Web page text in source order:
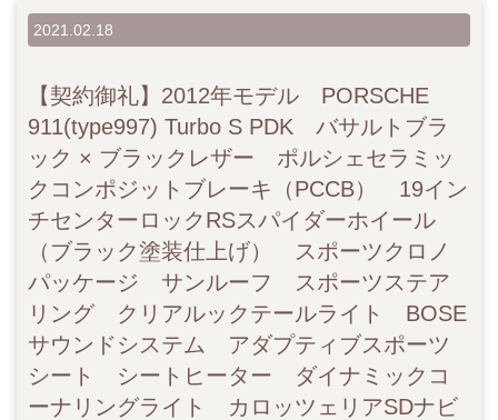
2021.02.18
【契約御礼】2012年モデル PORSCHE
911(type997) Turbo S PDK バサルトブラ
ック × ブラックレザー ポルシェセラミッ
クコンポジットブレーキ（PCCB） 19イン
チセンターロックRSスパイダーホイール
（ブラック塗装仕上げ） スポーツクロノ
パッケージ サンルーフ スポーツステア
リング クリアルックテールライト BOSE
サウンドシステム アダプティブスポーツ
シート シートヒーター ダイナミックコ
ーナリングライト カロッツェリアSDナビ